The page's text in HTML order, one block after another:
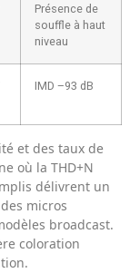
Présence de
souffle à haut
niveau
IMD –93 dB
et des taux de
où la THD+N
délivrent un
micros
broadcast.
coloration